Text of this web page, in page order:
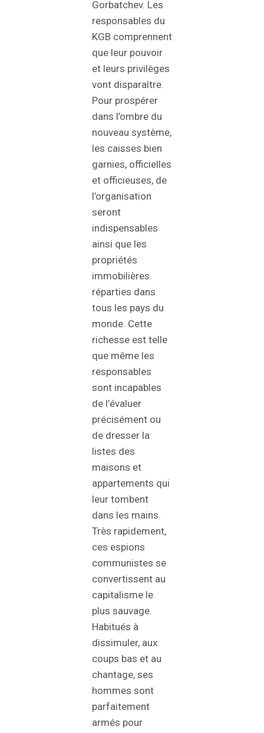
Gorbatchev. Les
responsables du
KGB comprennent
que leur pouvoir
et leurs privilèges
vont disparaître.
Pour prospérer
dans l’ombre du
nouveau système,
les caisses bien
garnies, officielles
et officieuses, de
l’organisation
seront
indispensables
ainsi que les
propriétés
immobilières
réparties dans
tous les pays du
monde. Cette
richesse est telle
que même les
responsables
sont incapables
de l’évaluer
précisément ou
de dresser la
listes des
maisons et
appartements qui
leur tombent
dans les mains.
Très rapidement,
ces espions
communistes se
convertissent au
capitalisme le
plus sauvage.
Habitués à
dissimuler, aux
coups bas et au
chantage, ses
hommes sont
parfaitement
armés pour